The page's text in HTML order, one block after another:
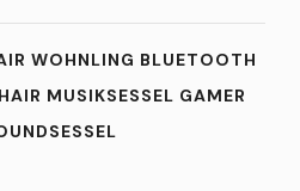
WOHNLING BLUETOOTH
MUSIKSESSEL GAMER